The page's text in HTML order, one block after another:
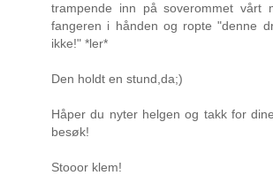
trampende inn på soverommet vårt
fangeren i hånden og ropte "denne
ikke!" *ler*
Den holdt en stund,da;)
Håper du nyter helgen og takk for
besøk!
Stooor klem!